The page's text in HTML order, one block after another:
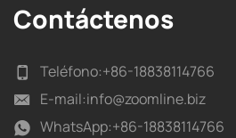
Contáctenos
Teléfono:+86-18838114766
E-mail:info@zoomline.biz
WhatsApp:+86-18838114766